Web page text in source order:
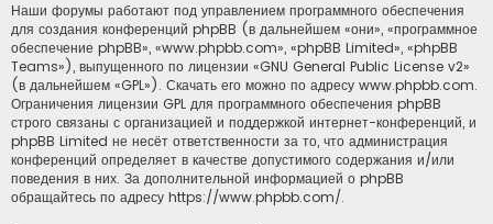
Наши форумы работают под управлением программного обеспечения
для создания конференций phpBB (в дальнейшем «они», «программное
обеспечение phpBB», «www.phpbb.com», «phpBB Limited», «phpBB
Teams»), выпущенного по лицензии «GNU General Public License v2»
(в дальнейшем «GPL»). Скачать его можно по адресу www.phpbb.com.
Ограничения лицензии GPL для программного обеспечения phpBB
строго связаны с организацией и поддержкой интернет-конференций, и
phpBB Limited не несёт ответственности за то, что администрация
конференций определяет в качестве допустимого содержания и/или
поведения в них. За дополнительной информацией о phpBB
обращайтесь по адресу https://www.phpbb.com/.